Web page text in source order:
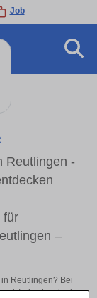
Job
Reutlingen -
für
–
Reutlingen? Bei
Teilzeit – ideal